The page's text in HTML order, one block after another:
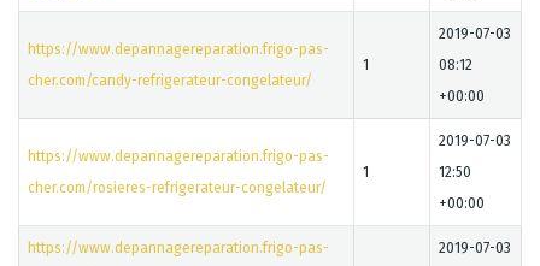
https://www.depannagereparation.frigo-pas-
cher.com/candy-refrigerateur-congelateur/
1
2019-07-03
08:12
+00:00
https://www.depannagereparation.frigo-pas-
cher.com/rosieres-refrigerateur-congelateur/
1
2019-07-03
12:50
+00:00
https://www.depannagereparation.frigo-pas-
2019-07-03